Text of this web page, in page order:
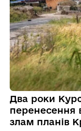
Два роки
перенесення
злам планів